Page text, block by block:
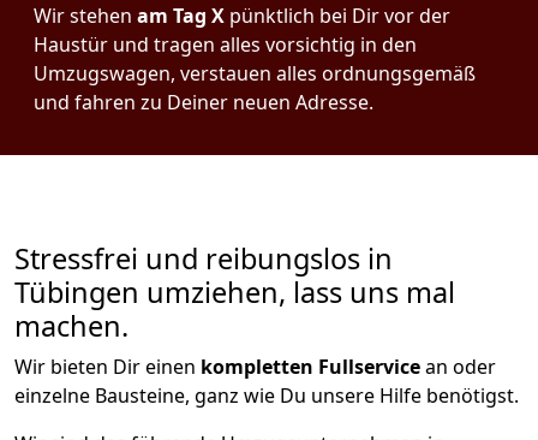
Wir stehen am Tag X pünktlich bei Dir vor der
Haustür und tragen alles vorsichtig in den
Umzugswagen, verstauen alles ordnungsgemäß
und fahren zu Deiner neuen Adresse.
Stressfrei und reibungslos in
Tübingen umziehen, lass uns mal
machen.
Wir bieten Dir einen kompletten Fullservicean oder
einzelne Bausteine, ganz wie Du unsere Hilfe benötigst.